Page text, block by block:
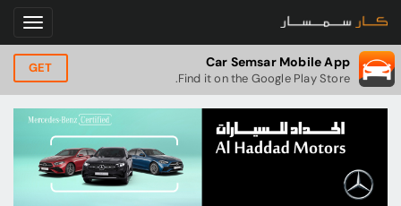
Car Semsar Mobile App
Find it on the Google Play Store.
GET